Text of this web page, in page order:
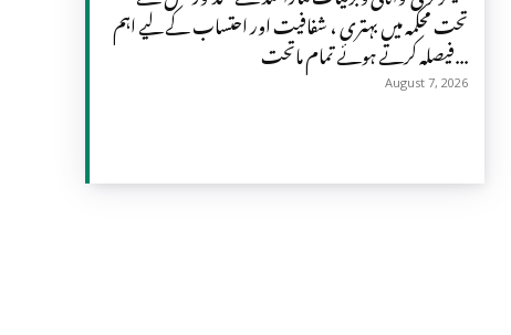
تحت محکمہ میں بہتری ، شفافیت اور احتساب کے لیے اہم
فیصلہ کرتے ہوئے تمام ماتحت...
August 7, 2026